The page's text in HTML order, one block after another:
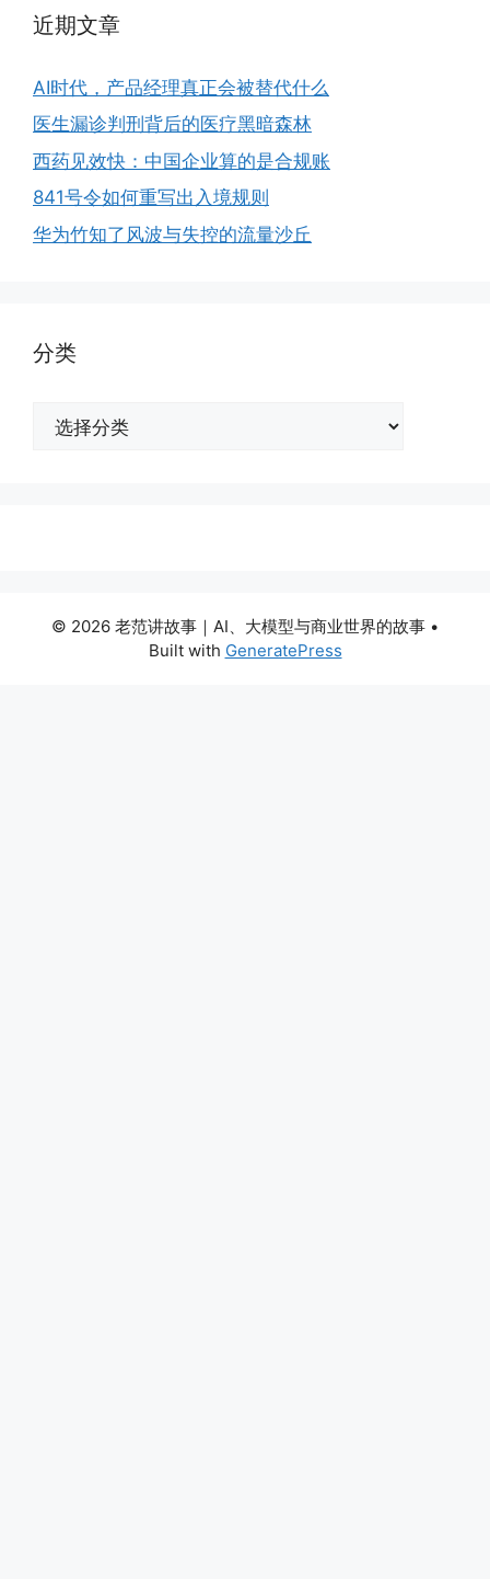
近期文章
AI时代，产品经理真正会被替代什么
医生漏诊判刑背后的医疗黑暗森林
西药见效快：中国企业算的是合规账
841号令如何重写出入境规则
华为竹知了风波与失控的流量沙丘
分类
© 2026 老范讲故事｜AI、大模型与商业世界的故事 •
Built with GeneratePress